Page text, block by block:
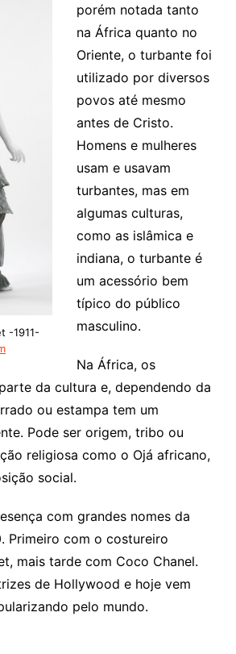
-1911-
porém notada tanto
na África quanto no
Oriente, o turbante foi
utilizado por diversos
povos até mesmo
antes de Cristo.
Homens e mulheres
usam e usavam
turbantes, mas em
algumas culturas,
como as islâmica e
indiana, o turbante é
um acessório bem
típico do público
masculino.
Na África, os
da cultura e, dependendo da
ou estampa tem um
Pode ser origem, tribo ou
religiosa como o Ojá africano,
social.
com grandes nomes da
Primeiro com o costureiro
mais tarde com Coco Chanel.
de Hollywood e hoje vem
pelo mundo.